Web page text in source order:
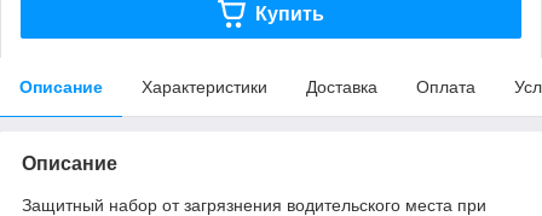
Купить
Описание Характеристики Доставка Оплата
Описание
Защитный набор от загрязнения водительского места при